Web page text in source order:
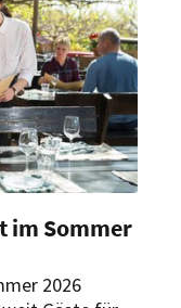
im Sommer
2026